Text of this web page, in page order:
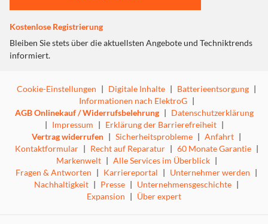
Kostenlose Registrierung
Bleiben Sie stets über die aktuellsten Angebote und Techniktrends
informiert.
Cookie-Einstellungen | Digitale Inhalte | Batterieentsorgung |
Informationen nach ElektroG |
AGB Onlinekauf / Widerrufsbelehrung | Datenschutzerklärung
| Impressum | Erklärung der Barrierefreiheit |
Vertrag widerrufen | Sicherheitsprobleme | Anfahrt |
Kontaktformular | Recht auf Reparatur | 60 Monate Garantie |
Markenwelt | Alle Services im Überblick |
Fragen & Antworten | Karriereportal | Unternehmer werden |
Nachhaltigkeit | Presse | Unternehmensgeschichte |
Expansion | Über expert